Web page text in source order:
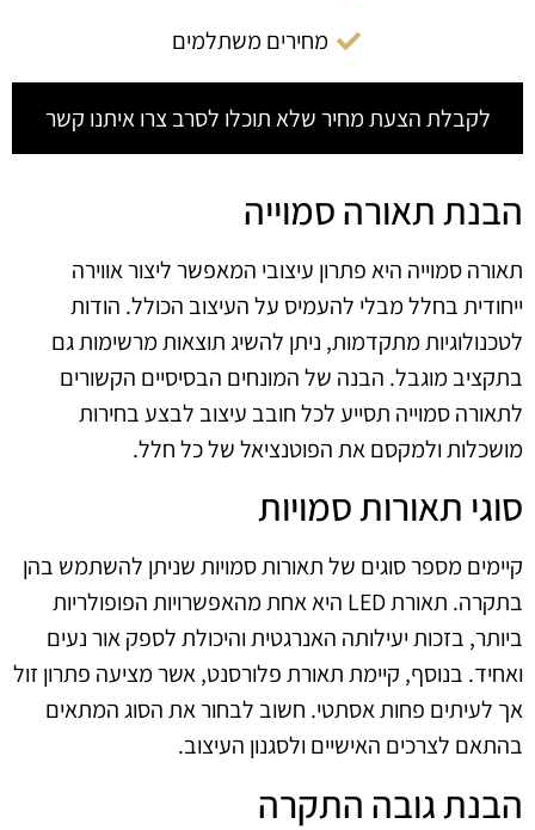
מחירים משתלמים
לקבלת הצעת מחיר שלא תוכלו לסרב צרו איתנו קשר
הבנת תאורה סמוייה
תאורה סמוייה היא פתרון עיצובי המאפשר ליצור אווירה
ייחודית בחלל מבלי להעמיס על העיצוב הכולל. הודות
לטכנולוגיות מתקדמות, ניתן להשיג תוצאות מרשימות גם
בתקציב מוגבל. הבנה של המונחים הבסיסיים הקשורים
לתאורה סמוייה תסייע לכל חובב עיצוב לבצע בחירות
מושכלות ולמקסם את הפוטנציאל של כל חלל.
סוגי תאורות סמויות
קיימים מספר סוגים של תאורות סמויות שניתן להשתמש בהן
בתקרה. תאורת LED היא אחת מהאפשרויות הפופולריות
ביותר, בזכות יעילותה האנרגטית והיכולת לספק אור נעים
ואחיד. בנוסף, קיימת תאורת פלורסנט, אשר מציעה פתרון זול
אך לעיתים פחות אסתטי. חשוב לבחור את הסוג המתאים
בהתאם לצרכים האישיים ולסגנון העיצוב.
הבנת גובה התקרה